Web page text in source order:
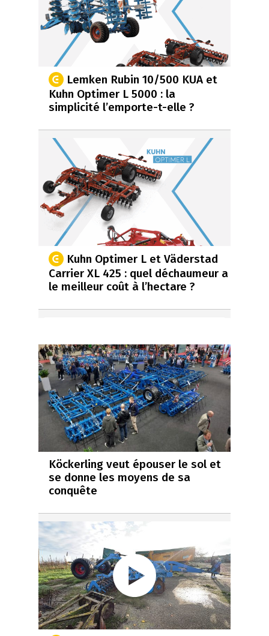
Lemken Rubin 10/500 KUA et
Kuhn Optimer L 5000 : la
simplicité l’emporte-t-elle ?
Kuhn Optimer L et Väderstad
Carrier XL 425 : quel déchaumeur a
le meilleur coût à l’hectare ?
Köckerling veut épouser le sol et
se donne les moyens de sa
conquête